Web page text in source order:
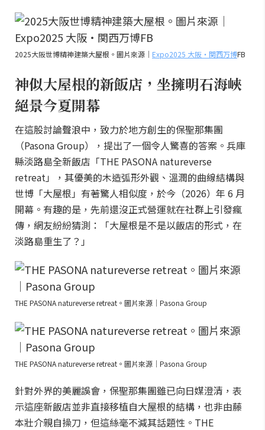
2025大阪世博精神建築大屋根。圖片來源｜ Expo2025 大阪・関西万博FB
神似大屋根的新飯店，坐擁明石海峽
絕景今夏開幕
在這股討論聲浪中，致力於地方創生的保聖那集團
（Pasona Group），提出了一個令人驚喜的答案。兵庫
縣淡路島全新飯店「THE PASONA natureverse
retreat」，其優美的木造弧形外觀、溫潤的曲線結構與
世博「大屋根」有著驚人相似度，於今（2026）年 6 月
開幕。有趣的是，先前還沒正式營運就在社群上引發瘋
傳，網友紛紛猜測：「大屋根是不是以飯店的形式，在
淡路島重生了？」
THE PASONA natureverse retreat。圖片來源｜Pasona Group
THE PASONA natureverse retreat。圖片來源｜Pasona Group
針對外界的美麗誤會，保聖那集團雖已向日媒澄清，表
示這座新飯店並非直接移植自大屋根的結構，也非由藤
本壯介親自操刀，但這絲毫不減其話題性。THE